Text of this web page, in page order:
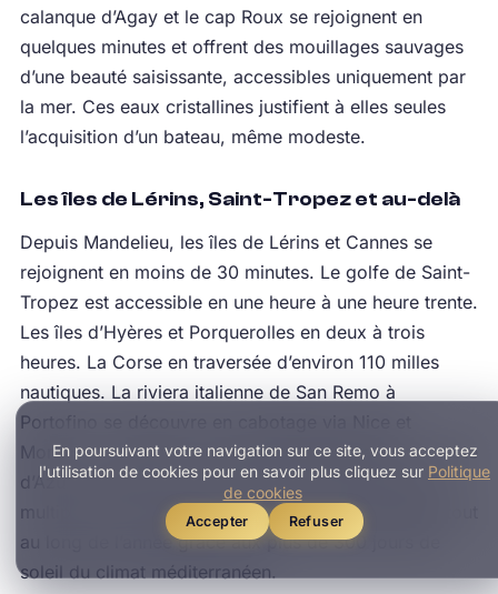
En poursuivant votre navigation sur ce site, vous acceptez
l'utilisation de cookies pour en savoir plus cliquez sur Politique
de cookies
Accepter Refuser
calanque d’Agay et le cap Roux se rejoignent en
quelques minutes et offrent des mouillages sauvages
d’une beauté saisissante, accessibles uniquement par
la mer. Ces eaux cristallines justifient à elles seules
l’acquisition d’un bateau, même modeste.
Les îles de Lérins, Saint-Tropez et au-delà
Depuis Mandelieu, les îles de Lérins et Cannes se
rejoignent en moins de 30 minutes. Le golfe de Saint-
Tropez est accessible en une heure à une heure trente.
Les îles d’Hyères et Porquerolles en deux à trois
heures. La Corse en traversée d’environ 110 milles
nautiques. La riviera italienne de San Remo à
Portofino se découvre en cabotage via Nice et
Monaco. La position centrale de Mandelieu sur la Côte
d’Azur maximise le rayon d’action du plaisancier et
multiplie les possibilités de sorties et de croisières tout
au long de l’année grâce aux plus de 300 jours de
soleil du climat méditerranéen.